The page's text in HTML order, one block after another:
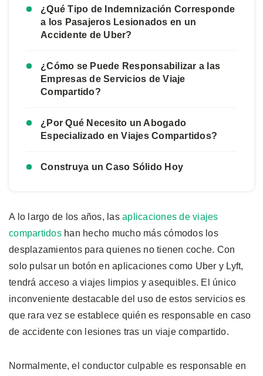
¿Qué Tipo de Indemnización Corresponde
a los Pasajeros Lesionados en un
Accidente de Uber?
¿Cómo se Puede Responsabilizar a las
Empresas de Servicios de Viaje
Compartido?
¿Por Qué Necesito un Abogado
Especializado en Viajes Compartidos?
Construya un Caso Sólido Hoy
A lo largo de los años, las aplicaciones de viajes
compartidoshan hecho mucho más cómodos los
desplazamientos para quienes no tienen coche. Con
solo pulsar un botón en aplicaciones como Uber y Lyft,
tendrá acceso a viajes limpios y asequibles. El único
inconveniente destacable del uso de estos servicios es
que rara vez se establece quién es responsable en caso
de accidente con lesiones tras un viaje compartido.
Normalmente, el conductor culpable es responsable en